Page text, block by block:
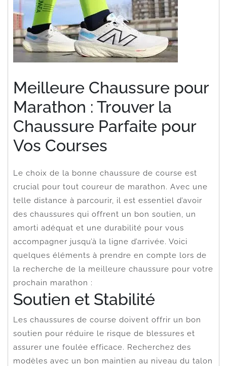
Meilleure Chaussure pour
Marathon : Trouver la
Chaussure Parfaite pour
Vos Courses
Le choix de la bonne chaussure de course est
crucial pour tout coureur de marathon. Avec une
telle distance à parcourir, il est essentiel d’avoir
des chaussures qui offrent un bon soutien, un
amorti adéquat et une durabilité pour vous
accompagner jusqu’à la ligne d’arrivée. Voici
quelques éléments à prendre en compte lors de
la recherche de la meilleure chaussure pour votre
prochain marathon :
Soutien et Stabilité
Les chaussures de course doivent offrir un bon
soutien pour réduire le risque de blessures et
assurer une foulée efficace. Recherchez des
modèles avec un bon maintien au niveau du talon